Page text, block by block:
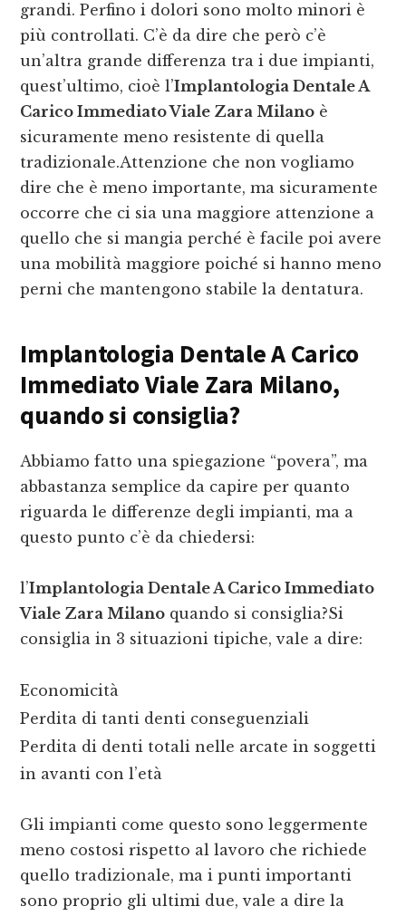
grandi. Perfino i dolori sono molto minori è
più controllati. C’è da dire che però c’è
un’altra grande differenza tra i due impianti,
quest’ultimo, cioè l’Implantologia Dentale A
Carico Immediato Viale Zara Milano è
sicuramente meno resistente di quella
tradizionale.Attenzione che non vogliamo
dire che è meno importante, ma sicuramente
occorre che ci sia una maggiore attenzione a
quello che si mangia perché è facile poi avere
una mobilità maggiore poiché si hanno meno
perni che mantengono stabile la dentatura.
Implantologia Dentale A Carico
Immediato Viale Zara Milano,
quando si consiglia?
Abbiamo fatto una spiegazione “povera”, ma
abbastanza semplice da capire per quanto
riguarda le differenze degli impianti, ma a
questo punto c’è da chiedersi:
l’Implantologia Dentale A Carico Immediato
Viale Zara Milano quando si consiglia?Si
consiglia in 3 situazioni tipiche, vale a dire:
Economicità
Perdita di tanti denti conseguenziali
Perdita di denti totali nelle arcate in soggetti
in avanti con l’età
Gli impianti come questo sono leggermente
meno costosi rispetto al lavoro che richiede
quello tradizionale, ma i punti importanti
sono proprio gli ultimi due, vale a dire la